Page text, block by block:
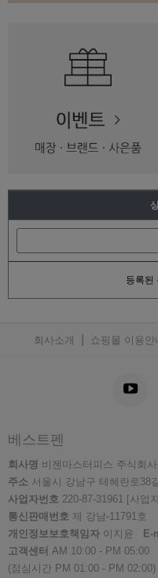
등록된
회사소개 쇼핑몰 이용안
베스트펜
회사명 비젠마스터피스 주식회
주소 서울시 강남구 테헤란로38
사업자번호 220-87-31961
[사업
통신판매번호 제 강남-11791호
개인정보보호책임자 이지윤 E-
고객센터 AM 10:00 - PM 05:00
(점심시간 PM 01:00 - PM 02:00)